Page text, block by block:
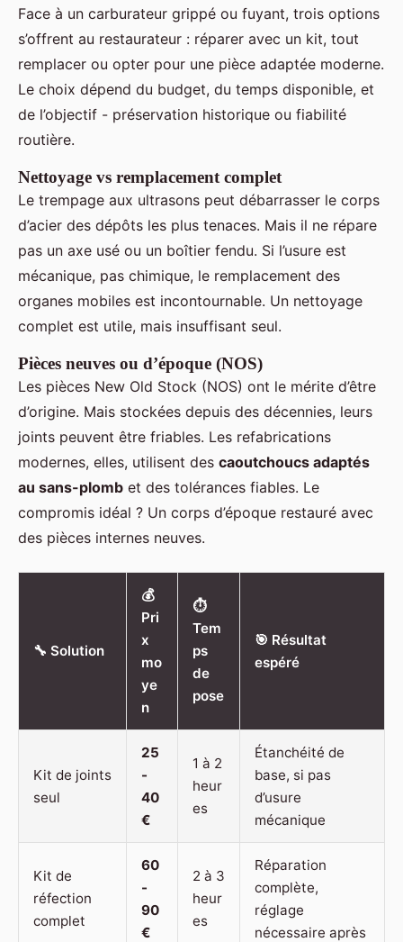
Face à un carburateur grippé ou fuyant, trois options
s’offrent au restaurateur : réparer avec un kit, tout
remplacer ou opter pour une pièce adaptée moderne.
Le choix dépend du budget, du temps disponible, et
de l’objectif - préservation historique ou fiabilité
routière.
Nettoyage vs remplacement complet
Le trempage aux ultrasons peut débarrasser le corps
d’acier des dépôts les plus tenaces. Mais il ne répare
pas un axe usé ou un boîtier fendu. Si l’usure est
mécanique, pas chimique, le remplacement des
organes mobiles est incontournable. Un nettoyage
complet est utile, mais insuffisant seul.
Pièces neuves ou d’époque (NOS)
Les pièces New Old Stock (NOS) ont le mérite d’être
d’origine. Mais stockées depuis des décennies, leurs
joints peuvent être friables. Les refabrications
modernes, elles, utilisent des caoutchoucs adaptés
au sans-plomb et des tolérances fiables. Le
compromis idéal ? Un corps d’époque restauré avec
des pièces internes neuves.
🔧 Solution
💰
Pri
x
mo
ye
n
⏱
Tem
ps
de
pose
🎯 Résultat
espéré
Kit de joints
seul
25
-
40
€
1 à 2
heur
es
Étanchéité de
base, si pas
d’usure
mécanique
Kit de
réfection
complet
60
-
90
€
2 à 3
heur
es
Réparation
complète,
réglage
nécessaire après